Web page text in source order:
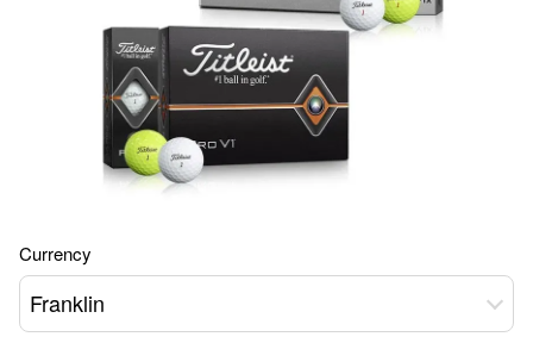
Currency
Franklin